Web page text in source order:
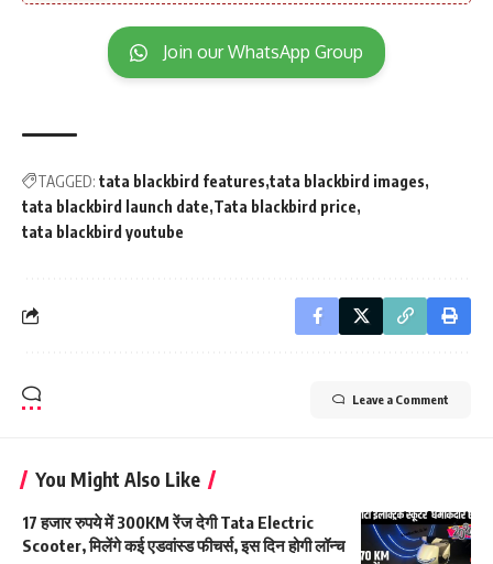
Join our WhatsApp Group
TAGGED: tata blackbird features tata blackbird images
tata blackbird launch date Tata blackbird price
tata blackbird youtube
Leave a Comment
You Might Also Like
17 हजार रुपये में 300KM रेंज देगी Tata Electric
Scooter, मिलेंगे कई एडवांस्ड फीचर्स, इस दिन होगी लॉन्च